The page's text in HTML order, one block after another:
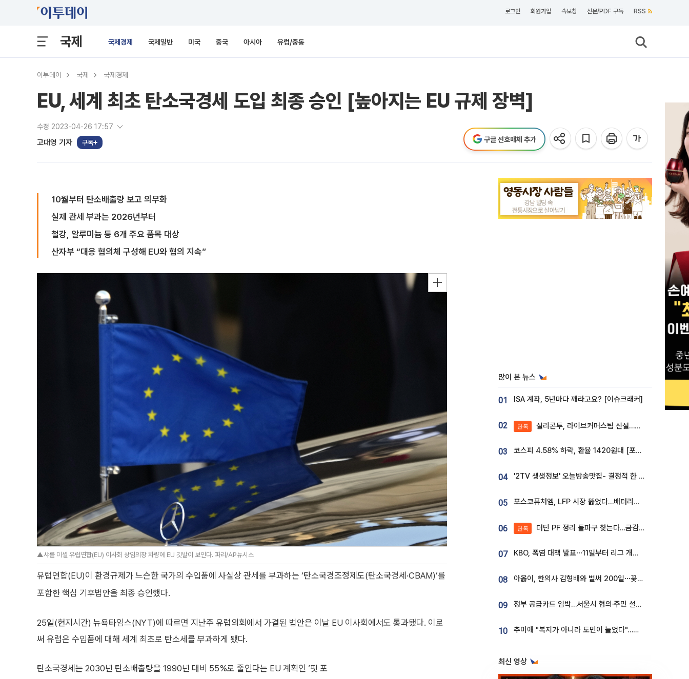
로그인 회원가입 속보창 신문/PDF 구독 RSS
국제 국제경제 국제일반 미국 중국 아시아 유럽/중동
이투데이 국제 국제경제
EU, 세계 최초 탄소국경세 도입 최종 승인 [높아지는 EU 규제 장벽]
수정 2023-04-26 17:57
고대영 기자 구독 구글 선호매체 추가
10월부터 탄소배출량 보고 의무화
실제 관세 부과는 2026년부터
철강, 알루미늄 등 6개 주요 품목 대상
산자부 “대응 협의체 구성해 EU와 협의 지속”
▲샤를 미셸 유럽연합(EU) 이사회 상임의장 차량에 EU 깃발이 보인다. 파리/AP뉴시스
유럽연합(EU)이 환경규제가 느슨한 국가의 수입품에 사실상 관세를 부과하는 ‘탄소국경조정제도(탄소국경세·CBAM)’를
포함한 핵심 기후법안을 최종 승인했다.
25일(현지시간) 뉴욕타임스(NYT)에 따르면 지난주 유럽의회에서 가결된 법안은 이날 EU 이사회에서도 통과됐다. 이로
써 유럽은 수입품에 대해 세계 최초로 탄소세를 부과하게 됐다.
탄소국경세는 2030년 탄소배출량을 1990년 대비 55%로 줄인다는 EU 계획인 ‘핏 포
많이 본 뉴스
01 ISA 계좌, 5년마다 깨라고요? [이슈크래커]
02 단독 실리콘투, 라이브커머스팀 신설…K뷰티 ‘글로벌 판매망’ 확대[K뷰티 라방戰]
03 코스피 4.58% 하락, 환율 1420원대 [포토]
04 '2TV 생생정보' 오늘방송맛집- 결정적 한 수, 3종 메밀면! 메밀 소바 맛집 '의○○○○'
05 포스코퓨처엠, LFP 시장 뚫었다…배터리사와 대규모 장기 공급 합의
06 단독 더딘 PF 정리 돌파구 찾는다…금감원, 1년 반 만에 매각설명회 재개
07 KBO, 폭염 대책 발표⋯11일부터 리그 개시ㆍ경기 오후 7시 시작
08 아옳이, 한의사 김형배와 벌써 200일⋯꽃다발 들고 "프러포즈 아냐"
09 정부 공급카드 임박…서울시 협의·주민 설득이 성패 가른다 [부동산 해법 전쟁]
10 추미애 "복지가 아니라 도민이 늘었다"…재정난 책임론 정면돌파
최신 영상